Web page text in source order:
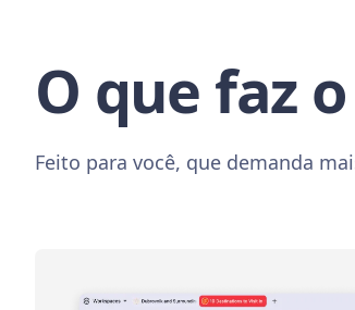
O que faz
Feito para você, que demanda